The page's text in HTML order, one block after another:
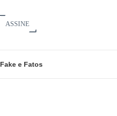
ASSINE
Fake e Fatos